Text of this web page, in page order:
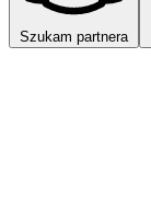
Szukam partnera